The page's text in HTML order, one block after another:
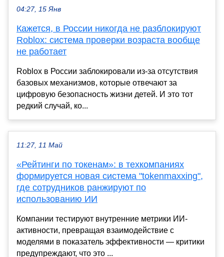
04:27, 15 Янв
Кажется, в России никогда не разблокируют
Roblox: система проверки возраста вообще
не работает
Roblox в России заблокировали из-за отсутствия
базовых механизмов, которые отвечают за
цифровую безопасность жизни детей. И это тот
редкий случай, ко...
11:27, 11 Май
«Рейтинги по токенам»: в техкомпаниях
формируется новая система "tokenmaxxing",
где сотрудников ранжируют по
использованию ИИ
Компании тестируют внутренние метрики ИИ-
активности, превращая взаимодействие с
моделями в показатель эффективности — критики
предупреждают, что это ...